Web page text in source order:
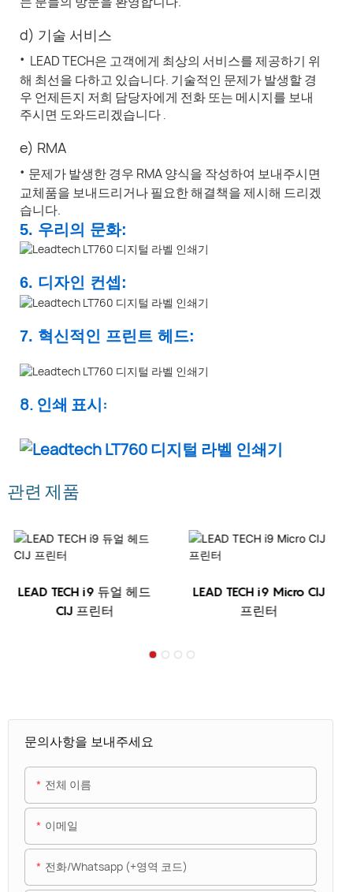
d) 기술 서비스
· LEAD TECH은 고객에게 최상의 서비스를 제공하기 위
해 최선을 다하고 있습니다. 기술적인 문제가 발생할 경
우 언제든지 저희 담당자에게 전화 또는 메시지를 보내
주시면 도와드리겠습니다
e) RMA
· 문제가 발생한 경우 RMA 양식을 작성하여 보내주시면
교체품을 보내드리거나 필요한 해결책을 제시해 드리겠
습니다.
5. 우리의 문화:
6. 디자인 컨셉:
7. 혁신적인 프린트 헤드:
8. 인쇄 표시:
관련 제품
LEAD TECH i9 듀얼 헤드
CIJ 프린터
LEAD TECH i9 Micro CIJ
프린터
문의사항을 보내주세요
전체 이름
이메일
전화/whatsapp (+영역 코드)